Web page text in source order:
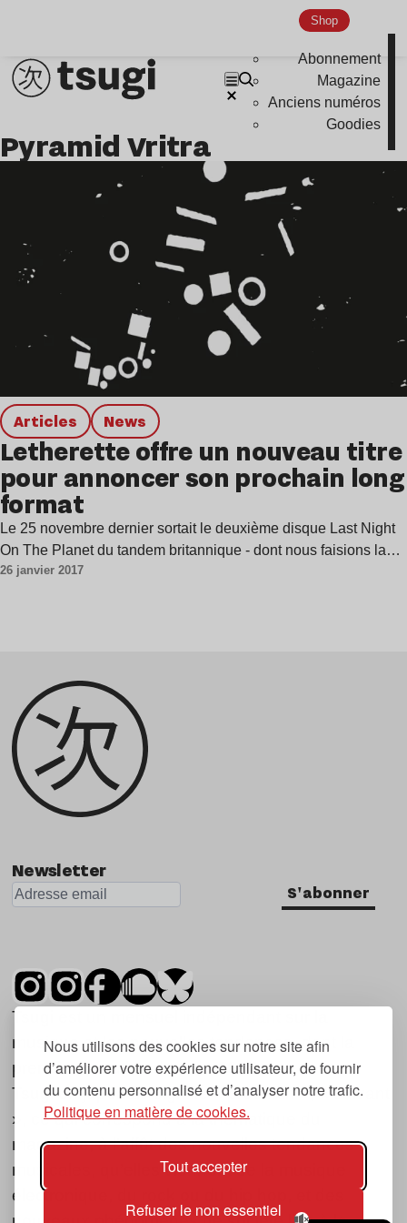
Nous utilisons des cookies sur notre site afin
d’améliorer votre expérience utilisateur, de fournir
du contenu personnalisé et d’analyser notre trafic.
Politique en matière de cookies.
Tout accepter
Refuser le non essentiel
Shop
Abonnement
Magazine
Anciens numéros
Goodies
Pyramid Vritra
Articles news
Letherette offre un nouveau titre
pour annoncer son prochain long
format
Le 25 novembre dernier sortait le deuxième disque Last Night
On The Planet du tandem britannique - dont nous faisions la…
26 janvier 2017
Newsletter
S'abonner
Tsugi est un mensuel indépendant sur la
musique et les nouvelles tendances, dont la
première parution date de 2007.
Tsugi en japonais signifie « prochain », « suivant
», ce qui correspond à la thématique du
magazine, à l’affût des nouvelles tendances
musicales, qu’elles viennent de la musique
électronique, du rock ou du hip hop, et des